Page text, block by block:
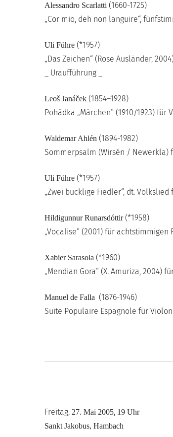
Alessandro Scarlatti (1660-1725)
„Cor mio, deh non languire“,
Uli Führe (*1957)
„Das Zeichen“ (Rose Ausländer,
_ Uraufführung _
Leoš Janáček (1854–1928)
Pohádka „Märchen“ (1910/1923)
Waldemar Ahlén (1894-1982)
Sommerpsalm (Wirsén / Newerkla)
Uli Führe (*1957)
„Zwei bucklige Fiedler“, dt.
Hildigunnur Runarsdóttir(*1958)
„Vocalise“ (2001) für achtstimmigen
Xabier Sarasola (*1960)
„Mendian Gora“ (X. Amuriza, 2004)
Manuel de Falla (1876-1946)
Suite Populaire Espagnole für
Freitag, 27. Mai 2005, 19 Uhr
Sankt Jakobus, Hambach